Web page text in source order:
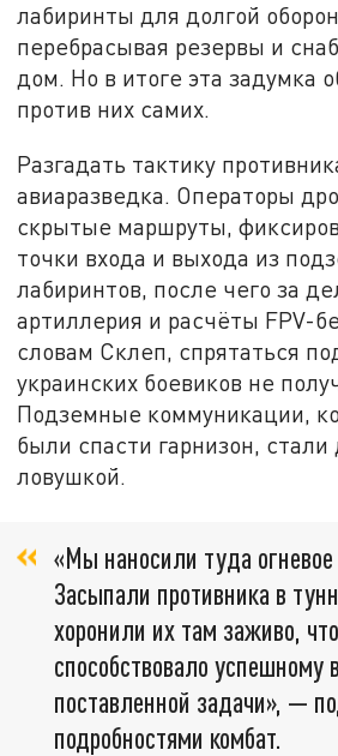
лабиринты для долгой
перебрасывая резервы и
дом. Но в итоге эта задумка
против них самих.
Разгадать тактику
авиаразведка. Операторы
скрытые маршруты,
точки входа и выхода из
лабиринтов, после чего за
артиллерия и расчёты FPV-
словам Склеп, спрятаться
украинских боевиков не
Подземные коммуникации,
были спасти гарнизон, стали
ловушкой.
«Мы наносили туда
Засыпали противника в
хоронили их там заживо, что
способствовало
поставленной задачи», —
подробностями комбат.